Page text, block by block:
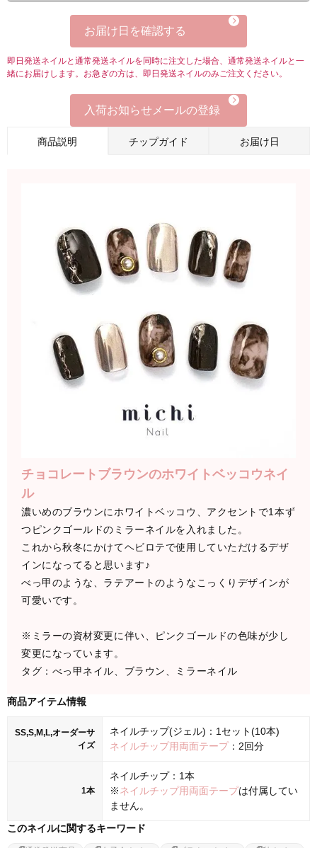
お届け日を確認する
即日発送ネイルと通常発送ネイルを同時に注文した場合、通常発送ネイルと一
緒にお届けします。お急ぎの方は、即日発送ネイルのみご注文ください。
入荷お知らせメールの登録
商品説明 チップガイド お届け日
チョコレートブラウンのホワイトベッコウネイ
ル
濃いめのブラウンにホワイトベッコウ、アクセントで1本ず
つピンクゴールドのミラーネイルを入れました。
これから秋冬にかけてヘビロテで使用していただけるデザ
インになってると思います♪
べっ甲のような、ラテアートのようなこっくりデザインが
可愛いです。
※ミラーの資材変更に伴い、ピンクゴールドの色味が少し
変更になっています。
タグ：べっ甲ネイル、ブラウン、ミラーネイル
商品アイテム情報
SS,S,M,L,オーダーサ
イズ
ネイルチップ(ジェル)：1セット(10本)
ネイルチップ用両面テープ：2回分
1本
ネイルチップ：1本
※ネイルチップ用両面テープは付属してい
ません。
このネイルに関するキーワード